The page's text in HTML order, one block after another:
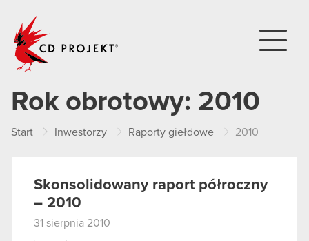
Rok obrotowy: 2010
Start Inwestorzy Raporty giełdowe 2010
Skonsolidowany raport półroczny
– 2010
31 sierpnia 2010